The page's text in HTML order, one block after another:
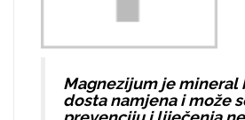
Magnezijum je mineral
dosta namjena i može